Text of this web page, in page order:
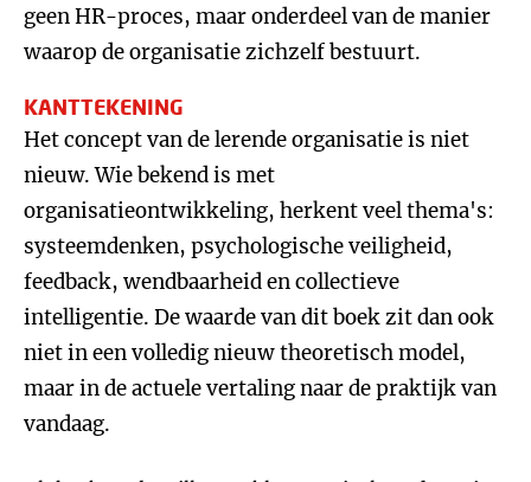
geen HR-proces, maar onderdeel van de manier
waarop de organisatie zichzelf bestuurt.
KANTTEKENING
Het concept van de lerende organisatie is niet
nieuw. Wie bekend is met
organisatieontwikkeling, herkent veel thema's:
systeemdenken, psychologische veiligheid,
feedback, wendbaarheid en collectieve
intelligentie. De waarde van dit boek zit dan ook
niet in een volledig nieuw theoretisch model,
maar in de actuele vertaling naar de praktijk van
vandaag.